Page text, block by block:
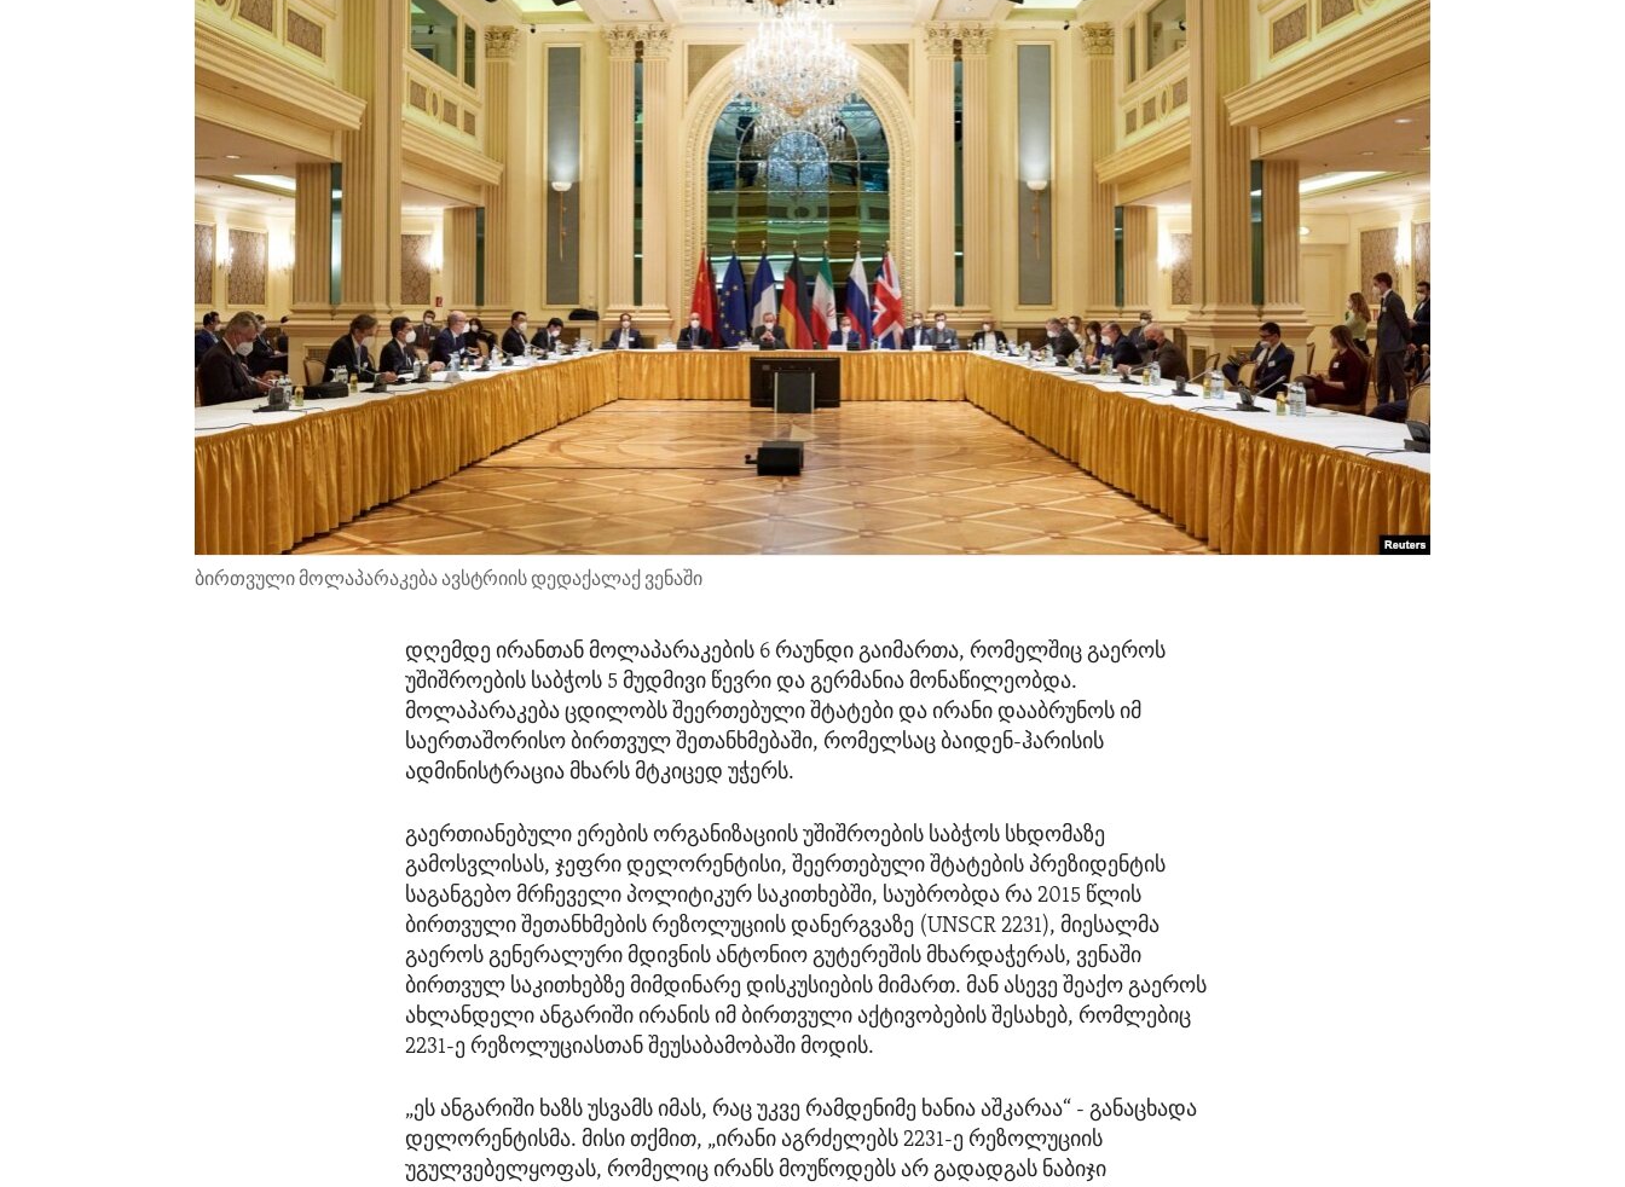
IDEALS AND INSTITUTIONS
ბირთვული მოლაპარაკება ავსტრიის დედაქალაქ ვენაში
დღემდე ირანთან მოლაპარაკების 6 რაუნდი გაიმართა, რომელშიც გაეროს
უშიშროების საბჭოს 5 მუდმივი წევრი და გერმანია მონაწილეობდა.
მოლაპარაკება ცდილობს შეერთებული შტატები და ირანი დააბრუნოს იმ
საერთაშორისო ბირთვულ შეთანხმებაში, რომელსაც ბაიდენ-ჰარისის
ადმინისტრაცია მხარს მტკიცედ უჭერს.
გაერთიანებული ერების ორგანიზაციის უშიშროების საბჭოს სხდომაზე
გამოსვლისას, ჯეფრი დელორენტისი, შეერთებული შტატების პრეზიდენტის
საგანგებო მრჩეველი პოლიტიკურ საკითხებში, საუბრობდა რა 2015 წლის
ბირთვული შეთანხმების რეზოლუციის დანერგვაზე (UNSCR 2231), მიესალმა
გაეროს გენერალური მდივნის ანტონიო გუტერეშის მხარდაჭერას, ვენაში
ბირთვულ საკითხებზე მიმდინარე დისკუსიების მიმართ. მან ასევე შეაქო გაეროს
ახლანდელი ანგარიში ირანის იმ ბირთვული აქტივობების შესახებ, რომლებიც
2231-ე რეზოლუციასთან შეუსაბამობაში მოდის.
„ეს ანგარიში ხაზს უსვამს იმას, რაც უკვე რამდენიმე ხანია აშკარაა“ - განაცხადა
დელორენტისმა. მისი თქმით, „ირანი აგრძელებს 2231-ე რეზოლუციის
უგულვებელყოფას, რომელიც ირანს მოუწოდებს არ გადადგას ნაბიჯი